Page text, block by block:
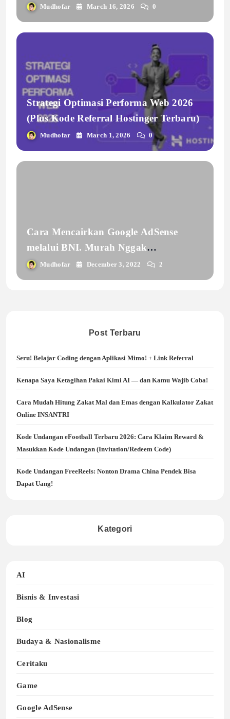
Pengalaman Nyata Setelah Update
Plugin Gagal
Mudhofar March 16, 2026 0
Strategi Optimasi Performa Web 2026
(Plus Kode Referral Hostinger Terbaru)
Mudhofar March 1, 2026 0
Cara Mencairkan Google AdSense
melalui BNI. Murah Nggak
Potongannya?
Mudhofar December 3, 2022 2
Post Terbaru
Seru! Belajar Coding dengan Aplikasi Mimo! + Link Referral
Kenapa Saya Ketagihan Pakai Kimi AI — dan Kamu Wajib Coba!
Cara Mudah Hitung Zakat Mal dan Emas dengan Kalkulator Zakat
Online INSANTRI
Kode Undangan eFootball Terbaru 2026: Cara Klaim Reward &
Masukkan Kode Undangan (Invitation/Redeem Code)
Kode Undangan FreeReels: Nonton Drama China Pendek Bisa
Dapat Uang!
Kategori
AI
Bisnis & Investasi
Blog
Budaya & Nasionalisme
Ceritaku
Game
Google AdSense